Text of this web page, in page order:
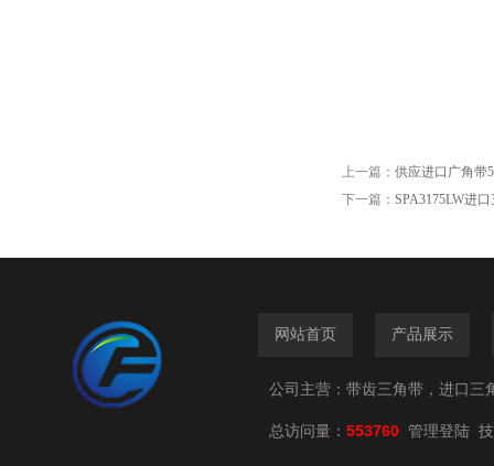
上一篇： 供应进口广角带
下一篇： SPA3175LW进
网站首页 产品展示
公司主营：带齿三角带，进口三
总访问量： 553760 管理登陆